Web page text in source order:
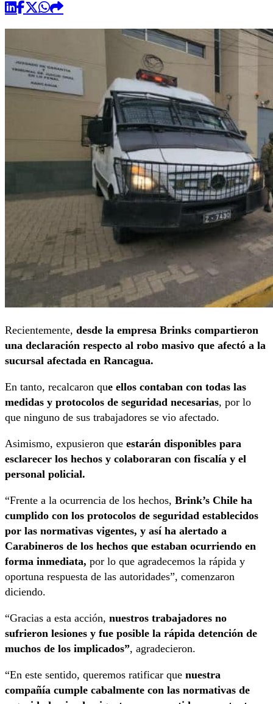
Recientemente, desde la empresa Brinks compartieron
una declaración respecto al robo masivo que afectó a la
sucursal afectada en Rancagua.
En tanto, recalcaron que ellos contaban con todas las
medidas y protocolos de seguridad necesarias, por lo
que ninguno de sus trabajadores se vio afectado.
Asimismo, expusieron que estarán disponibles para
esclarecer los hechos y colaboraran con fiscalía y el
personal policial.
“Frente a la ocurrencia de los hechos, Brink’s Chile ha
cumplido con los protocolos de seguridad establecidos
por las normativas vigentes, y así ha alertado a
Carabineros de los hechos que estaban ocurriendo en
forma inmediata, por lo que agradecemos la rápida y
oportuna respuesta de las autoridades”, comenzaron
diciendo.
“Gracias a esta acción, nuestros trabajadores no
sufrieron lesiones y fue posible la rápida detención de
muchos de los implicados”, agradecieron.
“En este sentido, queremos ratificar que nuestra
compañía cumple cabalmente con las normativas de